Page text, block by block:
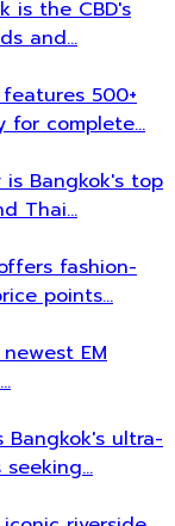
is the CBD's
and…
500+
for complete…
is Bangkok's top
Thai…
fashion-
points…
EM
Bangkok's ultra-